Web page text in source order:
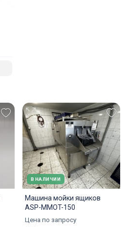
В НАЛИЧИИ
Машина мойки ящиков
ASP-MMOT-150
Цена по запросу